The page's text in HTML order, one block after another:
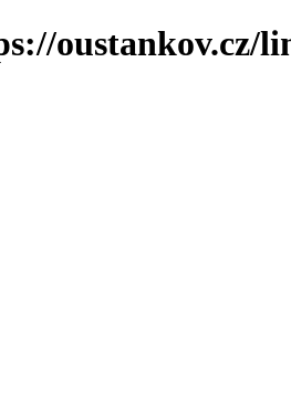
oustankov.cz/